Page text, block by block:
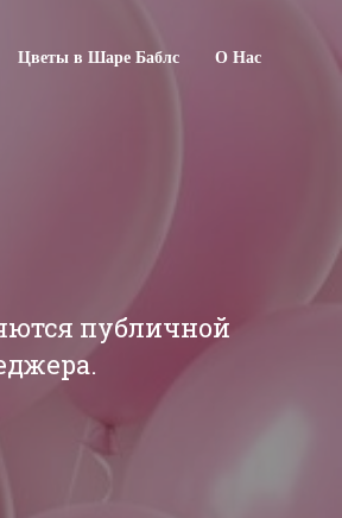
Цветы в Шаре Баблс О Нас
публичной